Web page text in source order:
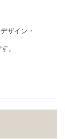
ザイン・
。